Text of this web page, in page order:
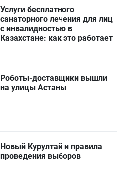
Услуги бесплатного
санаторного лечения для лиц
с инвалидностью в
Казахстане: как это работает
Роботы-доставщики вышли
на улицы Астаны
Новый Курултай и правила
проведения выборов